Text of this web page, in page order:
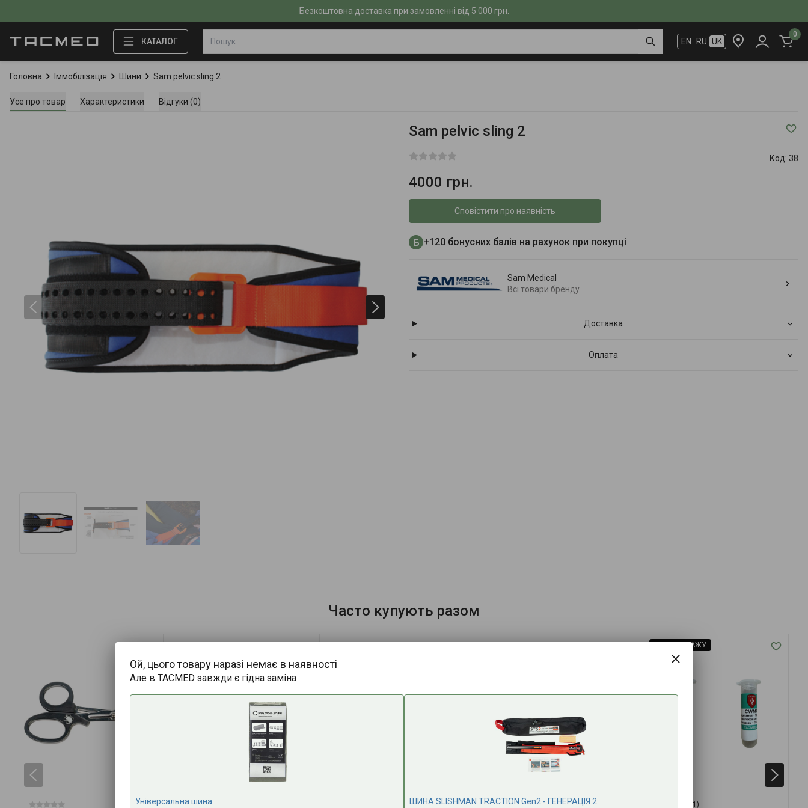
Безкоштовна доставка при замовленні від 5 000 грн.
КАТАЛОГ EN RU UK
0
Головна Іммобілізація Шини Sam pelvic sling 2
Усе про товар Характеристики Відгуки (0)
Sam pelvic sling 2
Код: 38
4000 грн.
Сповістити про наявність
+120 бонусних балів на рахунок при покупці
Sam Medical
Всі товари бренду
Доставка
Оплата
Часто купують разом
ТОП ПРОДАЖУ
(1)
Ой, цього товару наразі немає в наявності
Але в TACMED завжди є гідна заміна
Універсальна шина ШИНА SLISHMAN TRACTION Gen2 - ГЕНЕРАЦІЯ 2